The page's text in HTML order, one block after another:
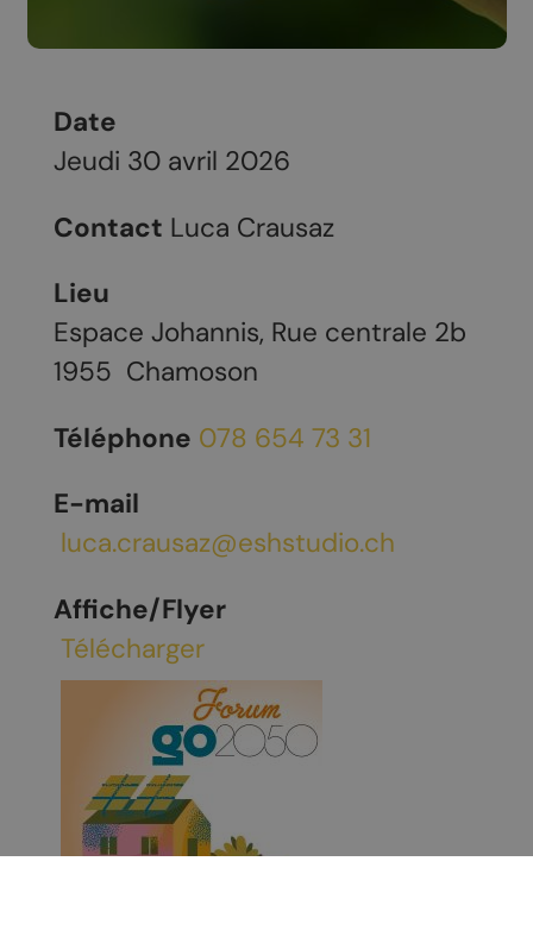
Date
Jeudi 30 avril 2026
Contact Luca Crausaz
Lieu
Espace Johannis, Rue centrale 2b
1955 Chamoson
Téléphone 078 654 73 31
E-mail
luca.crausaz@eshstudio.ch
Affiche/Flyer
Télécharger